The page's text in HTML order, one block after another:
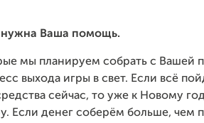
нужна Ваша помощь.
мы планируем собрать с Вашей
выхода игры в свет. Если всё
сейчас, то уже к Новому
Если денег соберём больше, чем